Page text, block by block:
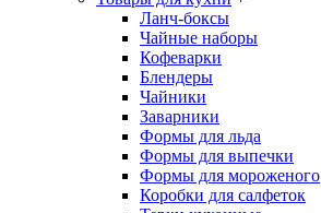
Ланч-боксы
Чайные наборы
Кофеварки
Блендеры
Чайники
Заварники
Формы для льда
Формы для выпечки
Формы для мороженого
Коробки для салфеток